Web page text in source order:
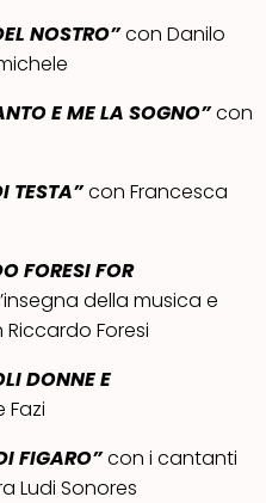
NOSTRO”con Danilo
E ME LA SOGNO”con
TESTA”con Francesca
FORESI FOR
della musica e
Foresi
DONNE E
FIGARO”con i cantanti
Ludi Sonores